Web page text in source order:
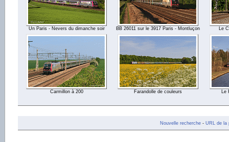
Un Paris - Nevers du dimanche soir BB 26011 sur le 3917 Paris - Montluçon Le
Carmillon à 200 Farandolle de couleurs Le
Nouvelle recherche- URL de la